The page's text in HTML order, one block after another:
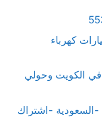
كهرباء
في الكويت وحولي
بي ان سبورت - bein sport -السعودية -اشتراك